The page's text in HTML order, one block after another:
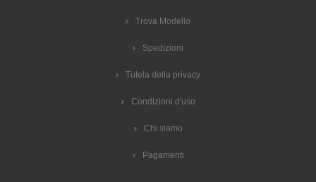
Trova Modello
Spedizioni
Tutela della privacy
Condizioni d'uso
Chi siamo
Pagamenti